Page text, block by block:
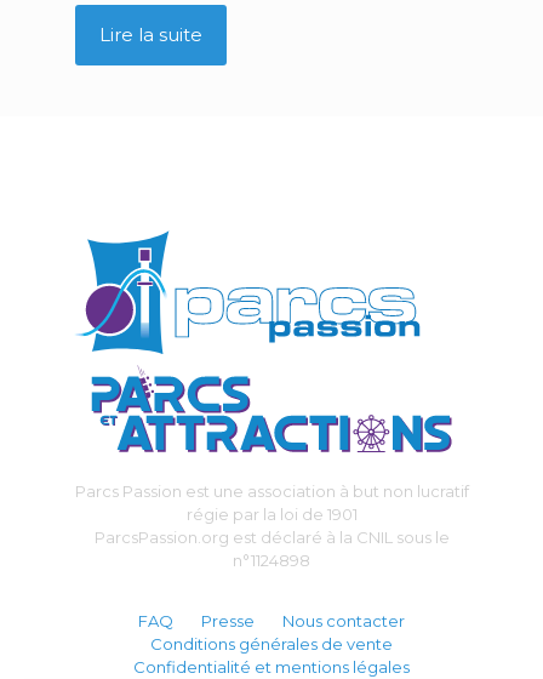
Lire la suite
Parcs Passion est une association à but non lucratif
régie par la loi de 1901
ParcsPassion.org est déclaré à la CNIL sous le
n°1124898
FAQ Presse
Nous contacter
Conditions générales de vente
Confidentialité et mentions légales